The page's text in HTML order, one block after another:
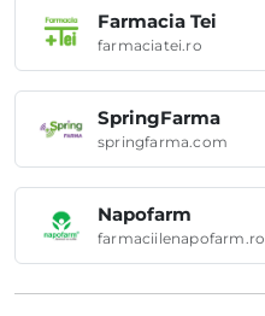
Farmacia Tei
farmaciatei.ro
SpringFarma
springfarma.com
Napofarm
farmaciilenapofarm.ro